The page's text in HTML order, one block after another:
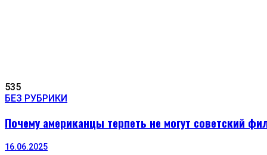
535
БЕЗ РУБРИКИ
Почему американцы терпеть не могут советский
16.06.2025